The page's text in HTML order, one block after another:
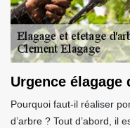
Urgence élagage
Pourquoi faut-il réaliser
d’arbre ? Tout d’abord, il